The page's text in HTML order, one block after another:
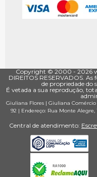
Copyright © 2000 - ­2026
DIREITOS RESERVADOS.
de propriedade
É vetada a sua reprodução,
Giuliana Flores | Giuliana Comércio
92 | Endereço: Rua Monte Alegre,
Central de atendimento: